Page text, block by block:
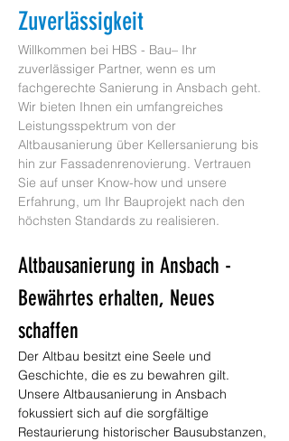
Zuverlässigkeit
Willkommen bei HBS - Bau– Ihr
zuverlässiger Partner, wenn es um
fachgerechte Sanierung in Ansbach geht.
Wir bieten Ihnen ein umfangreiches
Leistungsspektrum von der
Altbausanierung über Kellersanierung bis
hin zur Fassadenrenovierung. Vertrauen
Sie auf unser Know-how und unsere
Erfahrung, um Ihr Bauprojekt nach den
höchsten Standards zu realisieren.
Altbausanierung in Ansbach -
Bewährtes erhalten, Neues
schaffen
Der Altbau besitzt eine Seele und
Geschichte, die es zu bewahren gilt.
Unsere Altbausanierung in Ansbach
fokussiert sich auf die sorgfältige
Restaurierung historischer Bausubstanzen,